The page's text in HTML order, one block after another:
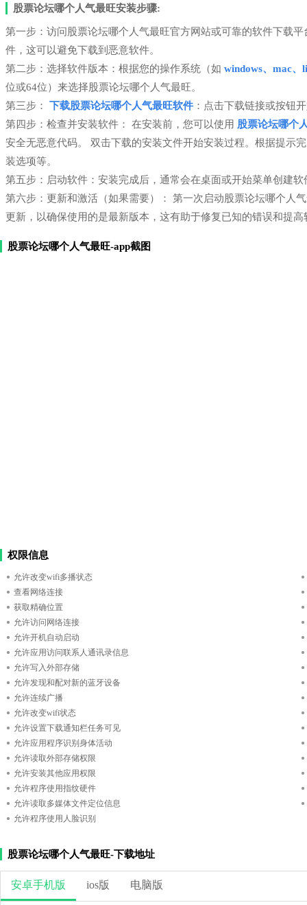
股票论坛哪个人气最旺安装步骤:
第一步：访问股票论坛哪个人气最旺官方网站或可靠的软件下载
件，这可以避免下载到恶意软件。
第二步：选择软件版本：根据您的操作系统（如 windows、mac、
位或64位）来选择股票论坛哪个人气最旺。
第三步： 下载股票论坛哪个人气最旺软件 ：点击下载链接或按钮
第四步：检查并安装软件： 在安装前，您可以使用 股票论坛哪个
安全无恶意代码。 双击下载的安装文件开始安装过程。根据提示
装选项等。
第五步：启动软件：安装完成后，通常会在桌面或开始菜单创建
第六步：更新和激活（如果需要）： 第一次启动股票论坛哪个人
更新，以确保使用的是最新版本，这有助于修复已知的错误和提高
股票论坛哪个人气最旺-app截图
权限信息
允许改变wifi多播状态
查看网络连接
获取精确位置
允许访问网络连接
允许开机自动启动
允许应用访问联系人通讯录信息
允许写入外部存储
允许发现和配对新的蓝牙设备
允许连续广播
允许改变wifi状态
允许设置下载通知栏任务可见
允许应用程序识别身体活动
允许读取外部存储权限
允许安装其他应用权限
允许程序使用指纹硬件
允许读取多媒体文件定位信息
允许程序使用人脸识别
股票论坛哪个人气最旺-下载地址
安卓手机版 ios版 电脑版